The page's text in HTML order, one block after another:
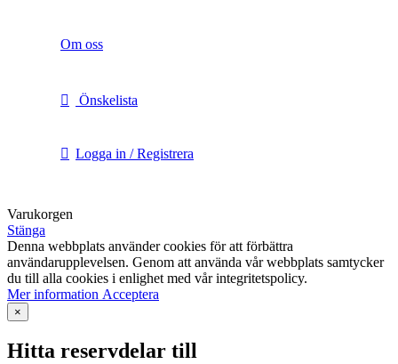
Om oss
Önskelista
Logga in / Registrera
Varukorgen
Stänga
Denna webbplats använder cookies för att förbättra
användarupplevelsen. Genom att använda vår webbplats samtycker
du till alla cookies i enlighet med vår integritetspolicy.
Mer information Mer
Acceptera
×
Hitta reservdelar till